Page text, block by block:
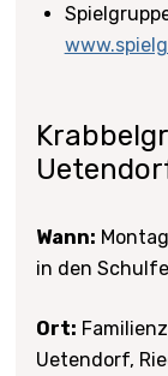
Wann:
in den
Ort:
Uetendorf,